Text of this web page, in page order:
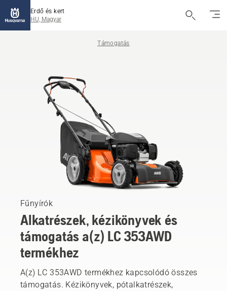
Erdő és kert
HU, Magyar
Támogatás
Fűnyírók
Alkatrészek, kézikönyvek és
támogatás a(z) LC 353AWD
termékhez
A(z) LC 353AWD termékhez kapcsolódó összes
támogatás. Kézikönyvek, pótalkatrészek,